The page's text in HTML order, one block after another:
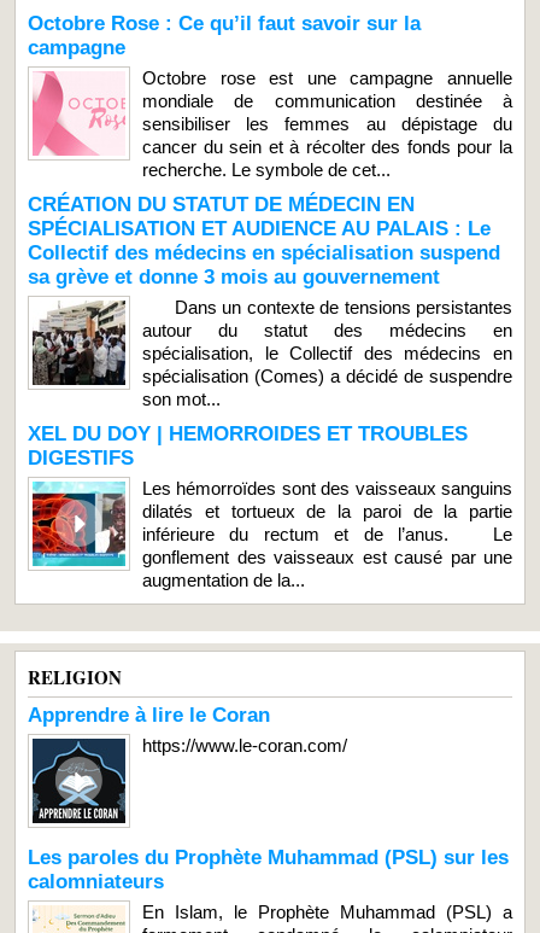
Octobre Rose : Ce qu’il faut savoir sur la
campagne
Octobre rose est une campagne annuelle
mondiale de communication destinée à
sensibiliser les femmes au dépistage du
cancer du sein et à récolter des fonds pour la
recherche. Le symbole de cet...
CRÉATION DU STATUT DE MÉDECIN EN
SPÉCIALISATION ET AUDIENCE AU PALAIS : Le
Collectif des médecins en spécialisation suspend
sa grève et donne 3 mois au gouvernement
Dans un contexte de tensions persistantes
autour du statut des médecins en
spécialisation, le Collectif des médecins en
spécialisation (Comes) a décidé de suspendre
son mot...
XEL DU DOY | HEMORROIDES ET TROUBLES
DIGESTIFS
Les hémorroïdes sont des vaisseaux sanguins
dilatés et tortueux de la paroi de la partie
inférieure du rectum et de l’anus. Le
gonflement des vaisseaux est causé par une
augmentation de la...
RELIGION
Apprendre à lire le Coran
https://www.le-coran.com/
Les paroles du Prophète Muhammad (PSL) sur les
calomniateurs
En Islam, le Prophète Muhammad (PSL) a